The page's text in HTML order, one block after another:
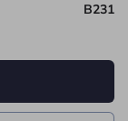
B231